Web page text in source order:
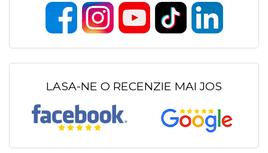
LASA-NE O RECENZIE MAI JOS